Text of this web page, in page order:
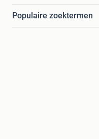
Populaire zoektermen